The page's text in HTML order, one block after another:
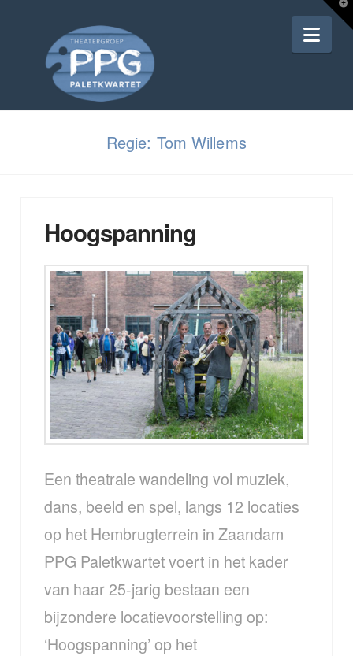
Regie: Tom Willems
Hoogspanning
Een theatrale wandeling vol muziek,
dans, beeld en spel, langs 12 locaties
op het Hembrugterrein in Zaandam
PPG Paletkwartet voert in het kader
van haar 25-jarig bestaan een
bijzondere locatievoorstelling op:
‘Hoogspanning’ op het